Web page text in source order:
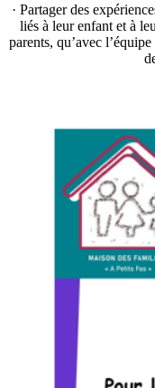
· Partager des
liés à leur enfant et à
parents, qu’avec